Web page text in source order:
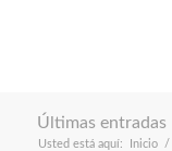
Últimas entradas
Usted está aquí: Inicio /